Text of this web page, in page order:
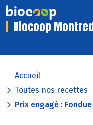
Biocoop
Accueil
Toutes nos recettes
Prix engagé :